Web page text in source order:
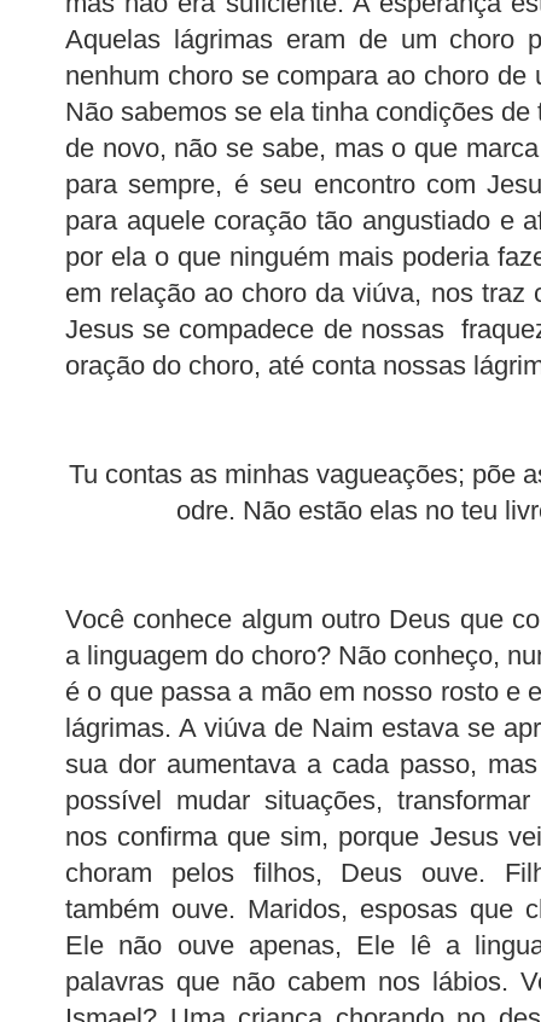
Aquelas lágrimas eram de um choro
nenhum choro se compara ao choro de
Não sabemos se ela tinha condições
de novo, não se sabe, mas o que
para sempre, é seu encontro com
para aquele coração tão angustiado e
por ela o que ninguém mais poderia
em relação ao choro da viúva, nos traz
Jesus se compadece de nossas
oração do choro, até conta nossas
Tu contas as minhas vagueações; põe
odre. Não estão elas no teu
Você conhece algum outro Deus que
a linguagem do choro? Não conheço,
é o que passa a mão em nosso rosto e
lágrimas. A viúva de Naim estava se
sua dor aumentava a cada passo,
possível mudar situações,
nos confirma que sim, porque Jesus
choram pelos filhos, Deus ouve.
também ouve. Maridos, esposas que
Ele não ouve apenas, Ele lê a
palavras que não cabem nos lábios.